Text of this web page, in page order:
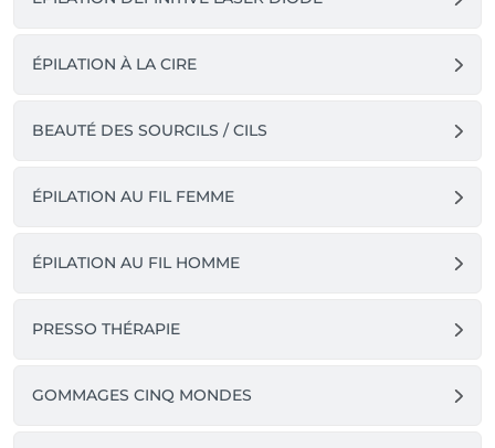
ÉPILATION À LA CIRE
BEAUTÉ DES SOURCILS / CILS
ÉPILATION AU FIL FEMME
ÉPILATION AU FIL HOMME
PRESSO THÉRAPIE
GOMMAGES CINQ MONDES